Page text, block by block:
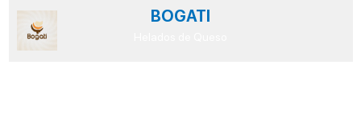
BOGATI